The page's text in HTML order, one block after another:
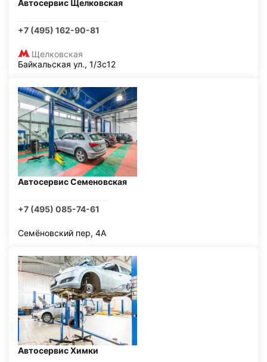
Автосервис Щелковская
+7 (495) 162-90-81
Щелковская
Байкальская ул., 1/3с12
Автосервис Семеновская
+7 (495) 085-74-61
Семёновский пер, 4А
Автосервис Химки